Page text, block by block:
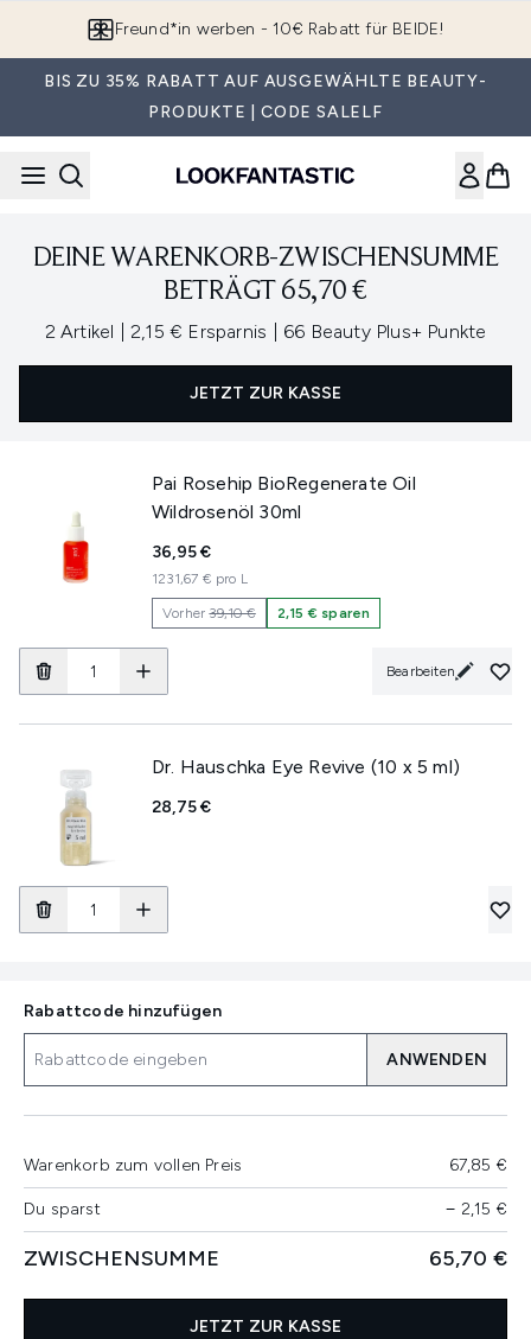
Freund*in werben - 10€ Rabatt für BEIDE!
BIS ZU 35% RABATT AUF AUSGEWÄHLTE BEAUTY-
PRODUKTE | CODE SALELF
DEINE WARENKORB-ZWISCHENSUMME
BETRÄGT 65,70 €
2 Artikel 2,15 € Ersparnis 66 Beauty Plus+ Punkte
JETZT ZUR KASSE
Pai Rosehip BioRegenerate Oil
Wildrosenöl 30ml
36,95 €
1231,67 € pro L
Vorher39,10 € 2,15 € sparen
Bearbeiten
Dr. Hauschka Eye Revive (10 x 5 ml)
28,75 €
Rabattcode hinzufügen
ANWENDEN
Warenkorb zum vollen Preis 67,85 €
Du sparst − 2,15 €
ZWISCHENSUMME 65,70 €
JETZT ZUR KASSE